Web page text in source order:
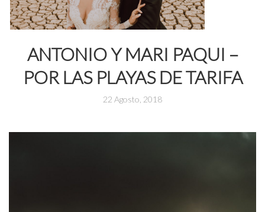
ANTONIO Y MARI PAQUI –
POR LAS PLAYAS DE TARIFA
22 Agosto, 2018